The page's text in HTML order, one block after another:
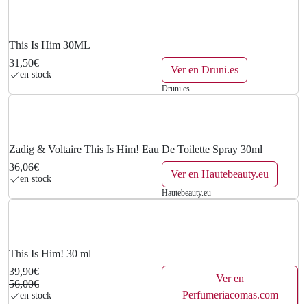
.
This Is Him 30ML
31,50€
en stock Ver en Druni.es
Druni.es
Zadig & Voltaire This Is Him! Eau De Toilette Spray 30ml
36,06€
en stock Ver en Hautebeauty.eu
Hautebeauty.eu
This Is Him! 30 ml
39,90€
56,00€
en stock
Ver en
Perfumeriacomas.com